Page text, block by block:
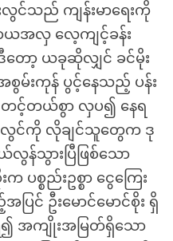
င်သည် ကျန်းမာရေးကို
အလှ လေ့ကျင့်ခန်း
ော့ ယခုဆိုလျှင် ခင်မိုး
စွမ်းကုန် ပွင့်နေသည့် ပန်း
တင့်တယ်စွာ လှပ၍ နေရ
လွင်ကို လိုချင်သူတွေက ဒု
န်သွားပြီဖြစ်သော
ပစ္စည်းဥစ္စာ ငွေကြေး
ြင် ဦးမောင်မောင်စိုး ရှိ
အကျိုးအမြတ်ရှိသော